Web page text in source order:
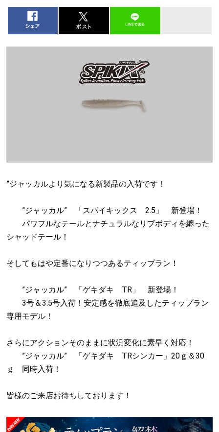
”ジャッカルより気になる新製品の入荷です！
”ジャッカル” 「スパイキックス 2.5」 新登場！
パワフルなテールとナチュラルなリブボディを纏った
シャッドテール！
そしてもはや定番になりつつあるティップラン！
”ジャッカル” 「ゲキダキ TR」 新登場！
3号＆3.5号入荷！安定感を徹底追及したティップラン
専用モデル！
さらにアクションそのままに状況変化に素早く対応！
”ジャッカル” 「ゲキダキ TRシンカー」20ｇ＆30
ｇ 同時入荷！
皆様のご来店お待ちしております！